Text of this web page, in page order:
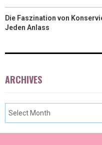
Die Faszination von
Jeden Anlass
ARCHIVES